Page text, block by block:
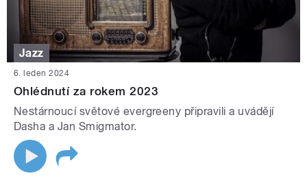
Jazz
6. leden 2024
Ohlédnutí za rokem 2023
Nestárnoucí světové evergreeny připravili a uvádějí
Dasha a Jan Smigmator.